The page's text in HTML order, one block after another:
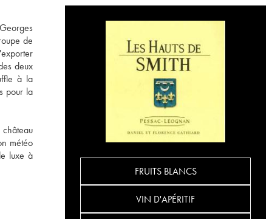
de
deux
à la
pour la
météo
luxe à
FRUITS BLANCS
VIN D'APÉRITIF